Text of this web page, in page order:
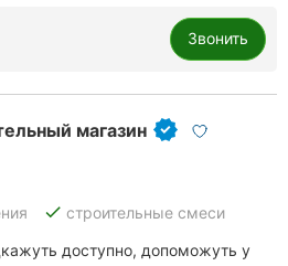
Звонить
магазин
done строительные смеси
доступно, допоможуть у